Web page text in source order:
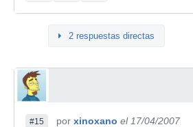
2 respuestas directas
#15 por xinoxano el 17/04/2007